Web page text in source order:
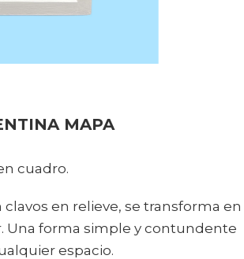
MAPA
cuadro.
en relieve, se transforma en
Una forma simple y contundente
espacio.